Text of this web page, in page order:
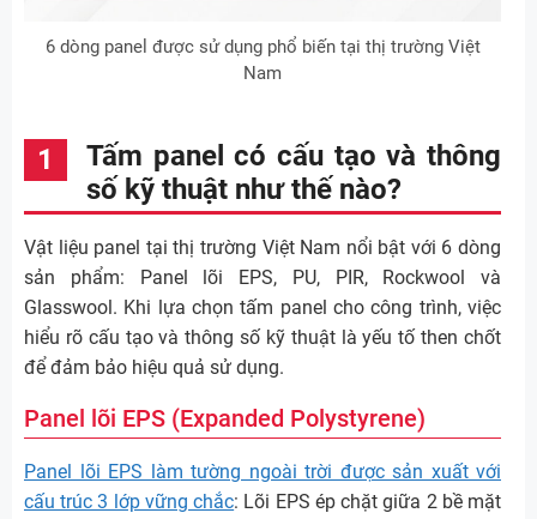
6 dòng panel được sử dụng phổ biến tại thị trường Việt
Nam
Tấm panel có cấu tạo và thông
số kỹ thuật như thế nào?
Vật liệu panel tại thị trường Việt Nam nổi bật với 6 dòng
sản phẩm: Panel lõi EPS, PU, PIR, Rockwool và
Glasswool. Khi lựa chọn tấm panel cho công trình, việc
hiểu rõ cấu tạo và thông số kỹ thuật là yếu tố then chốt
để đảm bảo hiệu quả sử dụng.
Panel lõi EPS (Expanded Polystyrene)
Panel lõi EPS làm tường ngoài trời được sản xuất với
cấu trúc 3 lớp vững chắc: Lõi EPS ép chặt giữa 2 bề mặt